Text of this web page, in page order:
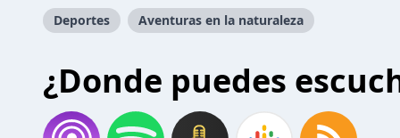
Deportes Aventuras en la naturaleza
¿Donde puedes